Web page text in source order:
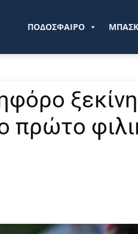
ΠΟΔΟΣΦΑΙΡΟ
πρώτο